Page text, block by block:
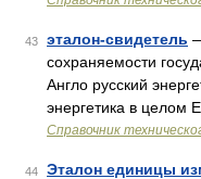
43 эталон-свидетель
сохраняемости
Англо русский
энергетика в целом
Справочник
44 Эталон единицы